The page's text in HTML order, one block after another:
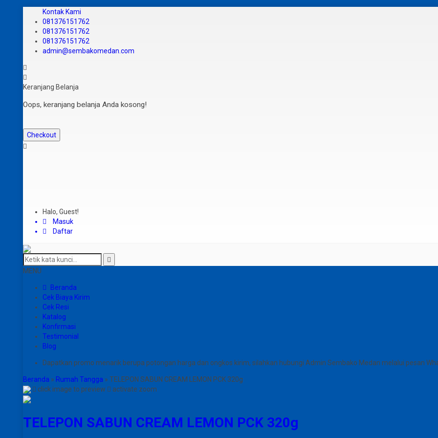
Kontak Kami
081376151762
081376151762
081376151762
admin@sembakomedan.com
Keranjang Belanja
Oops, keranjang belanja Anda kosong!
Checkout
Halo, Guest!
Masuk
Daftar
MENU
Beranda
Cek Biaya Kirim
Cek Resi
Katalog
Konfirmasi
Testimonial
Blog
Dapatkan promo menarik berupa potongan harga dan ongkos kirim, silahkan hubungi Admin Sembako Medan melalui pesan
Beranda » Rumah Tangga » TELEPON SABUN CREAM LEMON PCK 320g
click image to preview
activate zoom
TELEPON SABUN CREAM LEMON PCK 320g